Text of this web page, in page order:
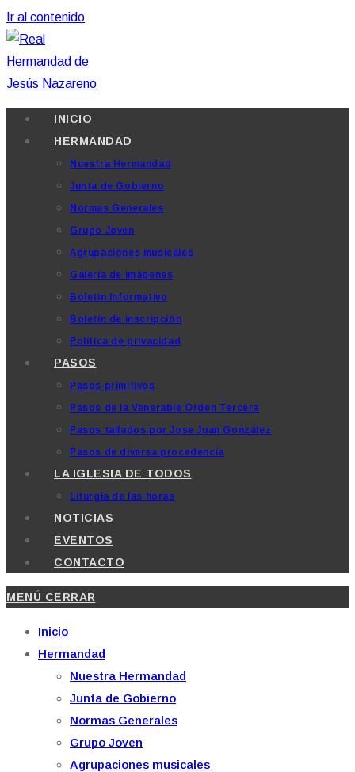
Ir al contenido
INICIO
HERMANDAD
Nuestra Hermandad
Junta de Gobierno
Normas Generales
Grupo Joven
Agrupaciones musicales
Galería de imágenes
Boletín Informativo
Boletín de inscripción
Política de privacidad
PASOS
Pasos primitivos
Pasos de la Venerable Orden Tercera
Pasos tallados por Jose Juan González
Pasos de diversa procedencia
LA IGLESIA DE TODOS
Liturgia de las horas
NOTICIAS
EVENTOS
CONTACTO
MENÚ CERRAR
Inicio
Hermandad
Nuestra Hermandad
Junta de Gobierno
Normas Generales
Grupo Joven
Agrupaciones musicales